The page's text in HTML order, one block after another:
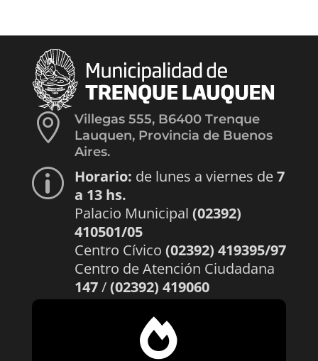

Villegas 555, B6400 Trenque
Lauquen, Provincia de Buenos
Aires.
p Horario: de lunes a viernes de7
a 13 hs.
Palacio Municipal (02392)
410501/05
Centro Cívico (02392) 419395/97
Centro de Atención Ciudadana
147/(02392) 419060
